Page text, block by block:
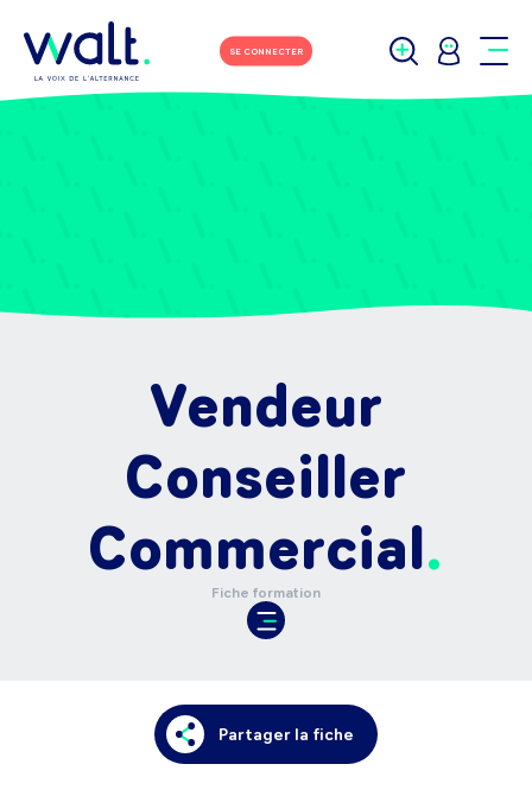
SE CONNECTER
Vendeur
Conseiller
Commercial
Fiche formation
Partager la fiche